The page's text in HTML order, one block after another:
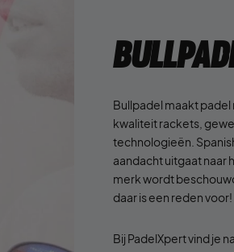
Bullpadel maakt padel
kwaliteit rackets,
technologieën.
aandacht uitgaat naar
merk wordt
daar is een reden voor!
Bij PadelXpert vind je